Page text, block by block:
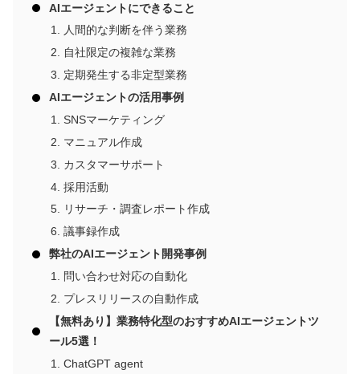
AIエージェントにできること
人間的な判断を伴う業務
自社限定の複雑な業務
定期発生する非定型業務
AIエージェントの活用事例
SNSマーケティング
マニュアル作成
カスタマーサポート
採用活動
リサーチ・調査レポート作成
議事録作成
弊社のAIエージェント開発事例
問い合わせ対応の自動化
プレスリリースの自動作成
【無料あり】業務特化型のおすすめAIエージェントツ
ール5選！
ChatGPT agent